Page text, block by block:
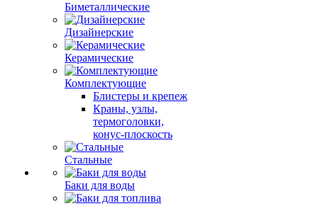
Биметаллические
Дизайнерские
Керамические
Комплектующие
Блистеры и крепеж
Краны, узлы,
термоголовки,
конус-плоскость
Стальные
Баки для воды